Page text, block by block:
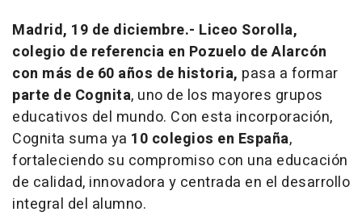
Madrid, 19 de diciembre.- Liceo Sorolla,
colegio de referencia en Pozuelo de Alarcón
con más de 60 años de historia, pasa a formar
parte de Cognita, uno de los mayores grupos
educativos del mundo. Con esta incorporación,
Cognita suma ya 10 colegios en España,
fortaleciendo su compromiso con una educación
de calidad, innovadora y centrada en el desarrollo
integral del alumno.